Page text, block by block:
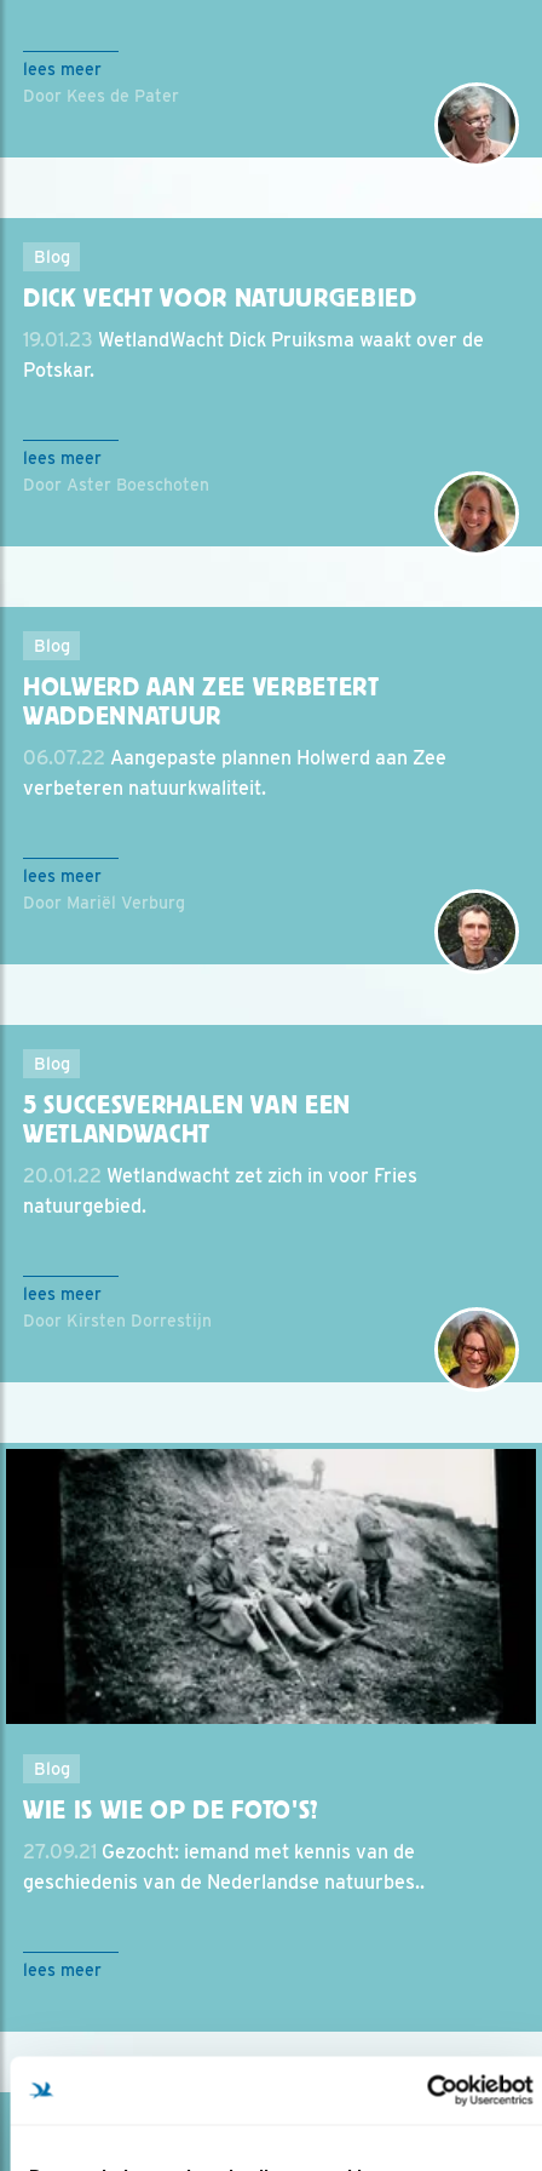
lees meer
Door Kees de Pater
Blog
DICK VECHT VOOR NATUURGEBIED
19.01.23 WetlandWacht Dick Pruiksma waakt over de
Potskar.
lees meer
Door Aster Boeschoten
Blog
HOLWERD AAN ZEE VERBETERT
WADDENNATUUR
06.07.22 Aangepaste plannen Holwerd aan Zee
verbeteren natuurkwaliteit.
lees meer
Door Mariël Verburg
Blog
5 SUCCESVERHALEN VAN EEN
WETLANDWACHT
20.01.22 Wetlandwacht zet zich in voor Fries
natuurgebied.
lees meer
Door Kirsten Dorrestijn
Blog
WIE IS WIE OP DE FOTO'S?
27.09.21 Gezocht: iemand met kennis van de
geschiedenis van de Nederlandse natuurbes..
lees meer